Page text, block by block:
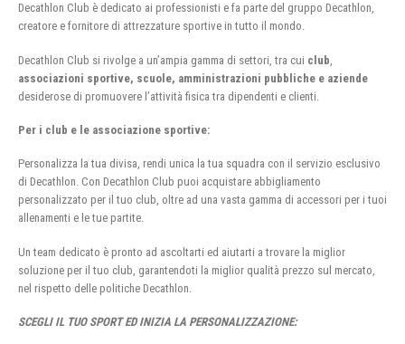
Decathlon Club è dedicato ai professionisti e fa parte del gruppo Decathlon,
creatore e fornitore di attrezzature sportive in tutto il mondo.
Decathlon Club si rivolge a un’ampia gamma di settori, tra cui club
associazioni sportive, scuole, amministrazioni pubbliche e aziende
desiderose di promuovere l’attività fisica tra dipendenti e clienti.
Per i club e le associazione sportive:
Personalizza la tua divisa, rendi unica la tua squadra con il servizio esclusivo
di Decathlon. Con Decathlon Club puoi acquistare abbigliamento
personalizzato per il tuo club, oltre ad una vasta gamma di accessori per i tuoi
allenamenti e le tue partite.
Un team dedicato è pronto ad ascoltarti ed aiutarti a trovare la miglior
soluzione per il tuo club, garantendoti la miglior qualità prezzo sul mercato,
nel rispetto delle politiche Decathlon.
SCEGLI IL TUO SPORT ED INIZIA LA PERSONALIZZAZIONE: